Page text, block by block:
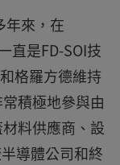
年來，在
直是FD-SOI技
格羅方德維持
積極地參與由
料供應商、設
導體公司和終